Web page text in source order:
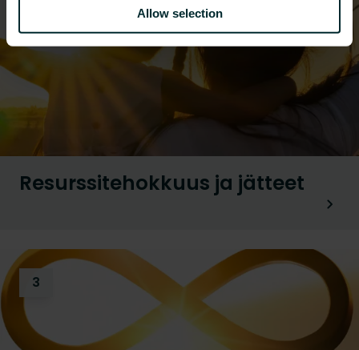
Allow selection
Resurssitehokkuus ja jätteet
3